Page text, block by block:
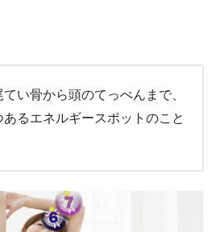
い骨から頭のてっぺんまで、
るエネルギースポットのこと